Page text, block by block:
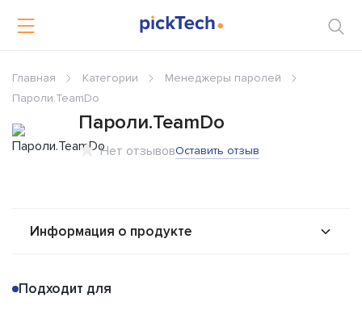
Главная Категории
Менеджеры паролей
Пароли.TeamDo
Пароли.TeamDo
Нет отзывовОставить отзыв
Информация о продукте
Альтернативы
Подходит для